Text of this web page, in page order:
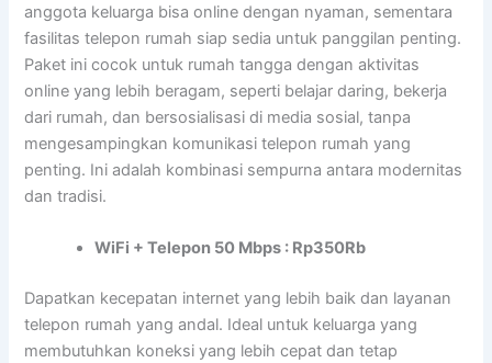
anggota keluarga bisa online dengan nyaman, sementara
fasilitas telepon rumah siap sedia untuk panggilan penting.
Paket ini cocok untuk rumah tangga dengan aktivitas
online yang lebih beragam, seperti belajar daring, bekerja
dari rumah, dan bersosialisasi di media sosial, tanpa
mengesampingkan komunikasi telepon rumah yang
penting. Ini adalah kombinasi sempurna antara modernitas
dan tradisi.
WiFi + Telepon 50 Mbps : Rp350Rb
Dapatkan kecepatan internet yang lebih baik dan layanan
telepon rumah yang andal. Ideal untuk keluarga yang
membutuhkan koneksi yang lebih cepat dan tetap